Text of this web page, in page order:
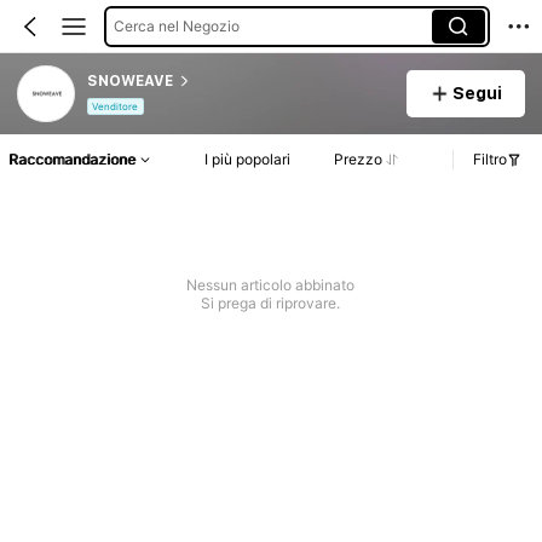
Cerca nel Negozio
SNOWEAVE
Venditore
Segui
Raccomandazione I più popolari Prezzo Filtro
Nessun articolo abbinato
Si prega di riprovare.